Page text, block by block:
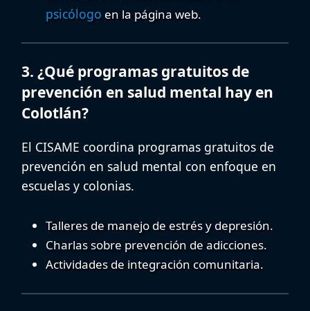
psicólogo en la página web.
3. ¿Qué programas gratuitos de
prevención en salud mental hay en
Colotlán?
El CISAME coordina programas gratuitos de
prevención en salud mental con enfoque en
escuelas y colonias.
Talleres de manejo de estrés y depresión.
Charlas sobre prevención de adicciones.
Actividades de integración comunitaria.